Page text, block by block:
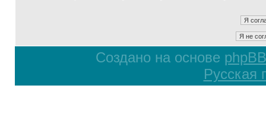
Создано на основе phpBB
Русская